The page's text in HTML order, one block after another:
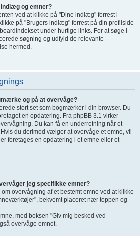
indlæg og emner?
ved at klikke på "Dine indlæg" forrest i
på "Brugers indlæg" forrest på din profilside
under hurtige links. For at søge i
søgning og udfyld de relevante
hermed.
og på at overvåge?
stort set som bogmærker i din browser. Du
en opdatering. Fra phpBB 3.1 virker
Du kan få en underretning når et
du derimod vælger at overvåge et emne, vil
foretages en opdatering i et emne eller et
jeg specifikke emner?
overvågning af et bestemt emne ved at klikke
bekvemt placeret nær toppen og
med boksen "Giv mig besked ved
overvåge emnet.